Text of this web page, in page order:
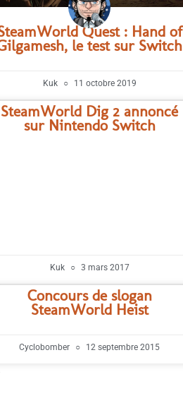
Quest : Hand of
le test sur Switch
Kuk 11 octobre 2019
SteamWorld Dig 2 annoncé
sur Nintendo Switch
Kuk 3 mars 2017
Concours de slogan
SteamWorld Heist
Cyclobomber 12 septembre 2015